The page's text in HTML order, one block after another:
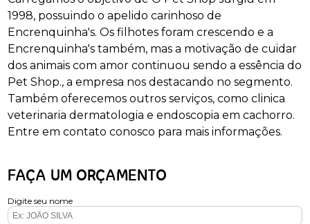
1998, possuindo o apelido carinhoso de
Encrenquinha's. Os filhotes foram crescendo e a
Encrenquinha's também, mas a motivação de cuidar
dos animais com amor continuou sendo a essência do
Pet Shop., a empresa nos destacando no segmento.
Também oferecemos outros serviços, como clinica
veterinaria dermatologia e endoscopia em cachorro.
Entre em contato conosco para mais informações.
FAÇA UM ORÇAMENTO
Digite seu nome